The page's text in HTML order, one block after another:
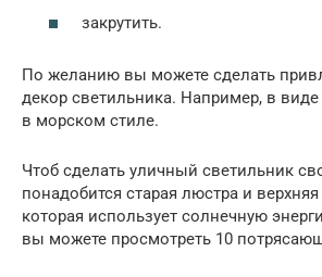
закрутить.
По желанию вы можете сделать
декор светильника. Например, в
в морском стиле.
Чтоб сделать уличный светильник
понадобится старая люстра и
которая использует солнечную
вы можете просмотреть 10